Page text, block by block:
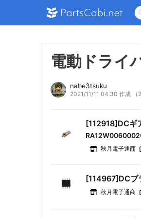
電動ドライ
nabe3tsuku
2021/11/11 04:30 作成
[112918]DC
秋月電子通商
[114967]DCブ
秋月電子通商